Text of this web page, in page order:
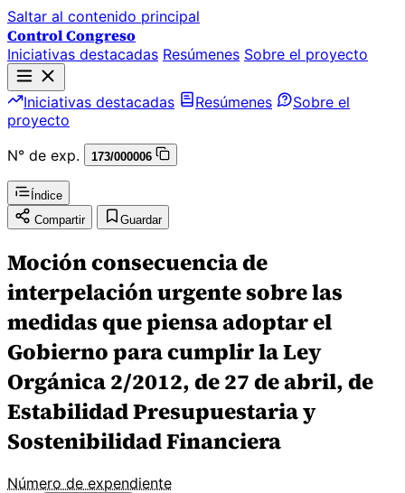
Saltar al contenido principal
Control Congreso
Iniciativas destacadas Resúmenes Sobre el proyecto
Iniciativas destacadas Resúmenes
Sobre el
proyecto
N° de exp.
173/000006
Índice
Compartir
Guardar
Moción consecuencia de
interpelación urgente sobre las
medidas que piensa adoptar el
Gobierno para cumplir la Ley
Orgánica 2/2012, de 27 de abril, de
Estabilidad Presupuestaria y
Sostenibilidad Financiera
Número de expendiente